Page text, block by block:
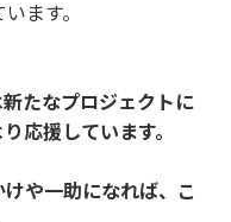
ます。
たなプロジェクトに
応援しています。
や一助になれば、こ